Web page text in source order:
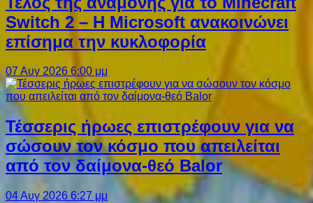
Switch 2 – Η Microsoft ανακοινώνει
επίσημα την κυκλοφορία
07 Αυγ 2026 6:00 μμ
Τέσσερις ήρωες επιστρέφουν για να
σώσουν τον κόσμο που απειλείται
από τον δαίμονα-θεό Balor
04 Αυγ 2026 6:27 μμ